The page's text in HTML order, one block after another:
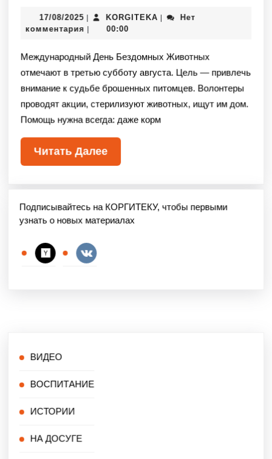
17/08/2025 | KORGITEKA |
Нет
комментария | 00:00
Международный День Бездомных Животных
отмечают в третью субботу августа. Цель — привлечь
внимание к судьбе брошенных питомцев. Волонтеры
проводят акции, стерилизуют животных, ищут им дом.
Помощь нужна всегда: даже корм
Читать Далее
Подписывайтесь на КОРГИТЕКУ, чтобы первыми
узнать о новых материалах
ВИДЕО
ВОСПИТАНИЕ
ИСТОРИИ
НА ДОСУГЕ